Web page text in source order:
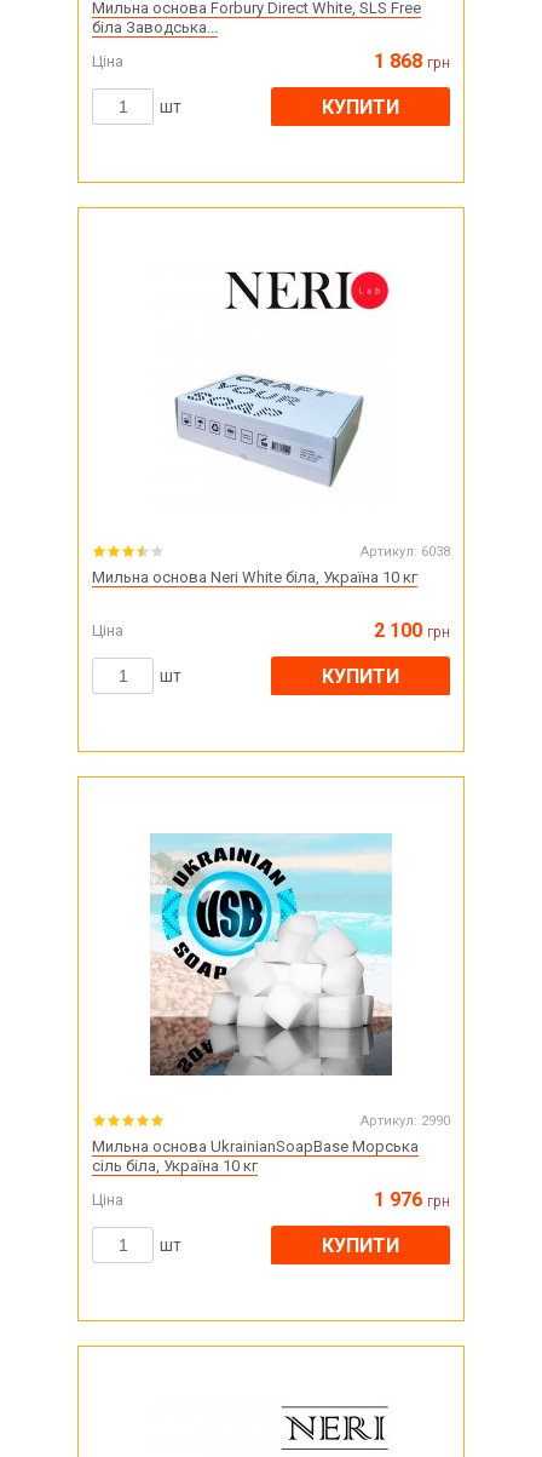
Мильна основа Forbury Direct White, SLS Free
біла Заводська...
Ціна
1 868 грн
шт КУПИТИ
Артикул: 6038
Мильна основа Neri White біла, Україна 10 кг
Ціна 2 100 грн
шт КУПИТИ
Артикул: 2990
Мильна основа UkrainianSoapBase Морська
сіль біла, Україна 10 кг
Ціна
1 976 грн
шт КУПИТИ